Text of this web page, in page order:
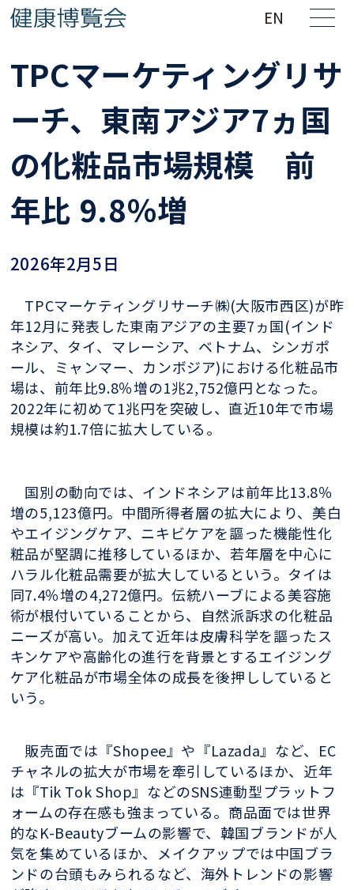
EN
TPCマーケティングリサ
ーチ、東南アジア7ヵ国
の化粧品市場規模 前
年比 9.8％増
2026年2月5日
TPCマーケティングリサーチ㈱(大阪市西区)が昨
年12月に発表した東南アジアの主要7ヵ国(インド
ネシア、タイ、マレーシア、ベトナム、シンガポ
ール、ミャンマー、カンボジア)における化粧品市
場は、前年比9.8％増の1兆2,752億円となった。
2022年に初めて1兆円を突破し、直近10年で市場
規模は約1.7倍に拡大している。
国別の動向では、インドネシアは前年比13.8％
増の5,123億円。中間所得者層の拡大により、美白
やエイジングケア、ニキビケアを謳った機能性化
粧品が堅調に推移しているほか、若年層を中心に
ハラル化粧品需要が拡大しているという。タイは
同7.4％増の4,272億円。伝統ハーブによる美容施
術が根付いていることから、自然派訴求の化粧品
ニーズが高い。加えて近年は皮膚科学を謳ったス
キンケアや高齢化の進行を背景とするエイジング
ケア化粧品が市場全体の成長を後押ししていると
いう。
販売面では『Shopee』や『Lazada』など、EC
チャネルの拡大が市場を牽引しているほか、近年
は『Tik Tok Shop』などのSNS連動型プラットフ
ォームの存在感も強まっている。商品面では世界
的なK-Beautyブームの影響で、韓国ブランドが人
気を集めているほか、メイクアップでは中国ブラ
ンドの台頭もみられるなど、海外トレンドの影響